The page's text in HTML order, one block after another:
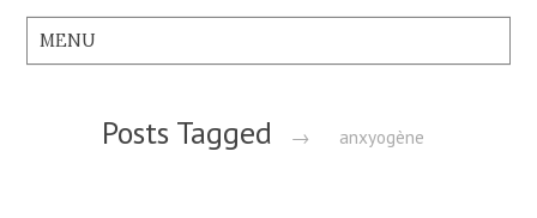
Posts Tagged → anxyogène